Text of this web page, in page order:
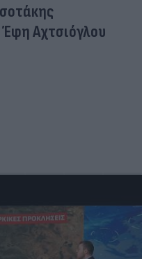
Έφη Αχτσιόγλου